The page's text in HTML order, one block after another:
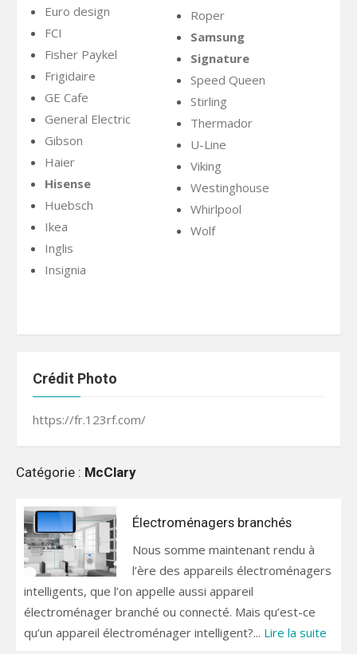
Catégorie : McClary
Électroménagers branchés
Nous somme maintenant rendu à
l’ère des appareils électroménagers
intelligents, que l’on appelle aussi appareil
électroménager branché ou connecté. Mais qu’est-ce
qu’un appareil électroménager intelligent?... Lire la suite
Euro design
FCI
Fisher Paykel
Frigidaire
GE Cafe
General Electric
Gibson
Haier
Hisense
Huebsch
Ikea
Inglis
Insignia
Roper
Samsung
Signature
Speed Queen
Stirling
Thermador
U-Line
Viking
Westinghouse
Whirlpool
Wolf
Crédit Photo
https://fr.123rf.com/